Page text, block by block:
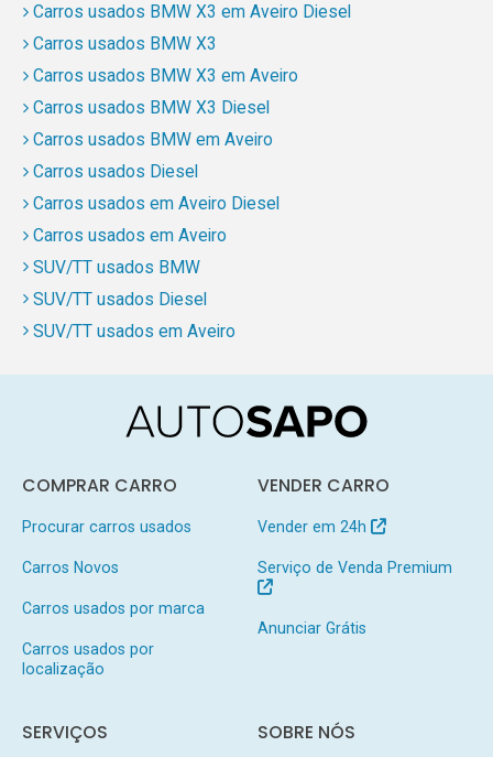
Carros usados BMW X3 em Aveiro Diesel
Carros usados BMW X3
Carros usados BMW X3 em Aveiro
Carros usados BMW X3 Diesel
Carros usados BMW em Aveiro
Carros usados Diesel
Carros usados em Aveiro Diesel
Carros usados em Aveiro
SUV/TT usados BMW
SUV/TT usados Diesel
SUV/TT usados em Aveiro
COMPRAR CARRO
Procurar carros usados
Carros Novos
Carros usados por marca
Carros usados por
localização
VENDER CARRO
Vender em 24h
Serviço de Venda Premium
Anunciar Grátis
SERVIÇOS SOBRE NÓS